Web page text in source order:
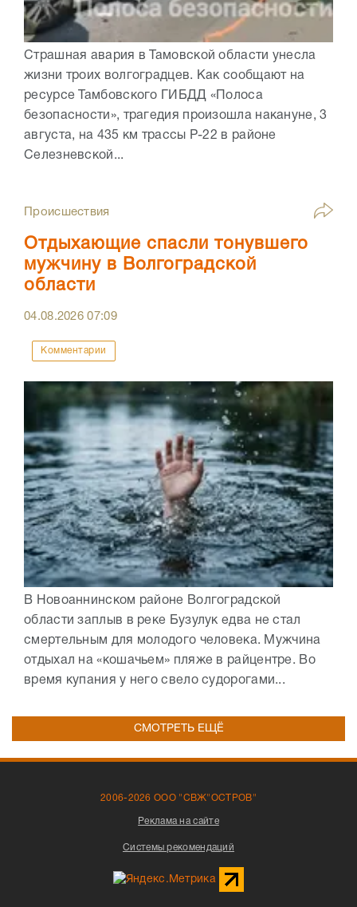
Страшная авария в Тамовской области унесла
жизни троих волгоградцев. Как сообщают на
ресурсе Тамбовского ГИБДД «Полоса
безопасности», трагедия произошла накануне, 3
августа, на 435 км трассы Р-22 в районе
Селезневской...
Происшествия
Отдыхающие спасли тонувшего
мужчину в Волгоградской
области
04.08.202607:09
Комментарии
В Новоаннинском районе Волгоградской
области заплыв в реке Бузулук едва не стал
смертельным для молодого человека. Мужчина
отдыхал на «кошачьем» пляже в райцентре. Во
время купания у него свело судорогами...
СМОТРЕТЬ ЕЩЁ
2006-2026 ООО "СВЖ"ОСТРОВ"
Реклама на сайте
Системы рекомендаций